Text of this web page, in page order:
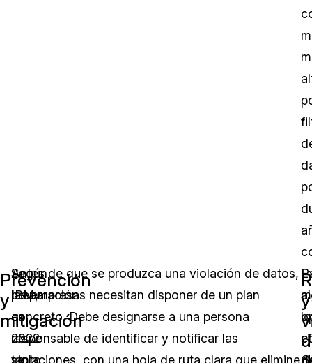
Prevención
y
mitigación
Según
IBM,
en
2022
se
La
preparación
es
clave
tanto
Antes de que se produzca una violación de datos,
las empresas necesitan disponer de un plan
concreto. Debe designarse a una persona
responsable de identificar y notificar las
violaciones, con una hoja de ruta clara que elimine
y